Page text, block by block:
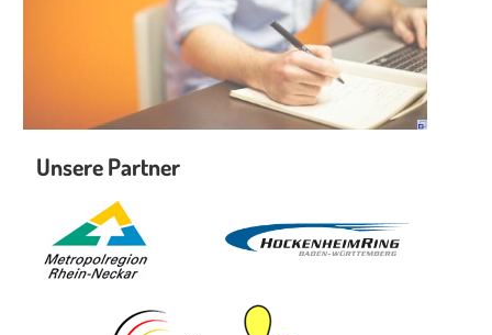
Unsere Partner